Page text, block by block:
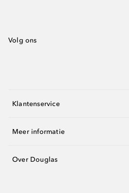
Volg ons
Klantenservice
Meer informatie
Over Douglas